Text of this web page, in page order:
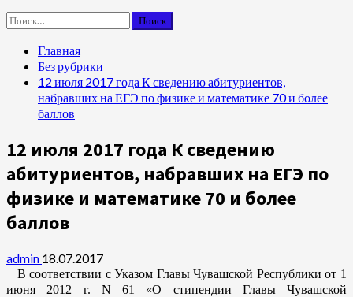
Найти:
Главная
Без рубрики
12 июля 2017 года К сведению абитуриентов,
набравших на ЕГЭ по физике и математике 70 и более
баллов
12 июля 2017 года К сведению
абитуриентов, набравших на ЕГЭ по
физике и математике 70 и более
баллов
admin 18.07.2017
В соответствии с Указом Главы Чувашской Республики от 1
июня 2012 г. N 61 «О стипендии Главы Чувашской